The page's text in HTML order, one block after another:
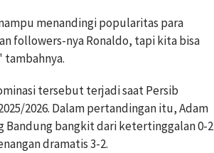
menandingi popularitas para
followers-nya Ronaldo, tapi kita bisa
tambahnya.
tersebut terjadi saat Persib
2026. Dalam pertandingan itu, Adam
Bandung bangkit dari ketertinggalan 0-2
dramatis 3-2.